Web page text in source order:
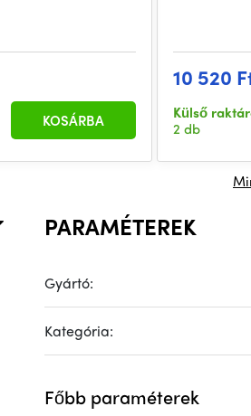
KOSÁRBA
10 520
Külső
2 db
PARAMÉTEREK
Gyártó:
Kategória:
Főbb paraméterek